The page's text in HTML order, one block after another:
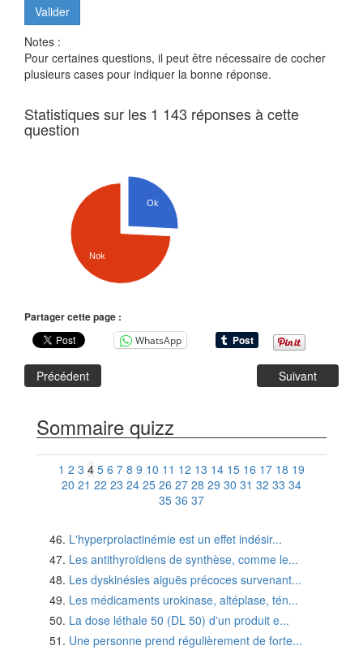
Notes :
Pour certaines questions, il peut être nécessaire de cocher
plusieurs cases pour indiquer la bonne réponse.
Statistiques sur les 1 143 réponses à cette
question
Ok
Nok
Partager cette page :
WhatsApp
Précédent Suivant
Sommaire quizz
1 2 3 4 5 6 7 8 9 10 11 12 13 14 15 16 17 18 19
20 21 22 23 24 25 26 27 28 29 30 31 32 33 34
35 36 37
L'hyperprolactinémie est un effet indésir...
Les antithyroïdiens de synthèse, comme le...
Les dyskinésies aiguës précoces survenant...
Les médicaments urokinase, altéplase, tén...
La dose léthale 50 (DL 50) d'un produit e...
Une personne prend régulièrement de forte...